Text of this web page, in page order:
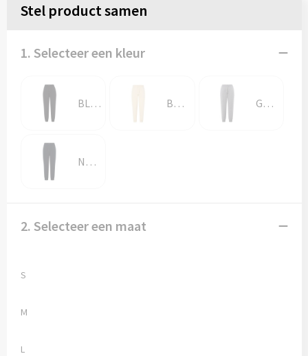
Stel product samen
1. Selecteer een kleur
BLACK BUTTER CREAM GREY MELANGE
NAVY
2. Selecteer een maat
S
M
L